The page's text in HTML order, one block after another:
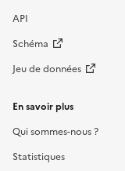
API
Schéma
Jeu de données
En savoir plus
Qui sommes-nous ?
Statistiques